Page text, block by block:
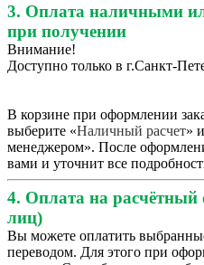
3. Оплата наличными
при получении
Внимание!
Доступно только в г.Санкт-
В корзине при оформлении
выберите «Наличный расчет»
менеджером». После
вами и уточнит все
4. Оплата на расчётный
лиц)
Вы можете оплатить
переводом. Для этого при